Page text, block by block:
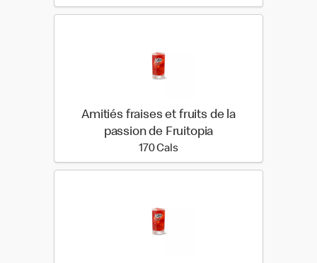
Amitiés fraises et fruits de la
passion de Fruitopia
170 Cals170 calories